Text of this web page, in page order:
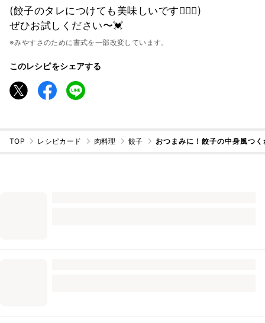
(餃子のタレにつけても美味しいです🙆‍♀️✨)
ぜひお試しください〜💓
※みやすさのために書式を一部改変しています。
このレシピをシェアする
TOP レシピカード 肉料理 餃子 おつまみに！餃子の中身風つく